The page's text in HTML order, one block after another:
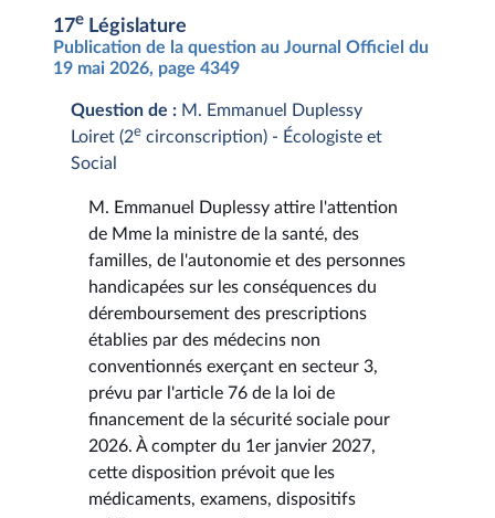
17e Législature
Publication de la question au Journal Officiel du
19 mai 2026, page 4349
Question de : M. Emmanuel Duplessy
Loiret (2e circonscription) - Écologiste et
Social
M. Emmanuel Duplessy attire l'attention
de Mme la ministre de la santé, des
familles, de l'autonomie et des personnes
handicapées sur les conséquences du
déremboursement des prescriptions
établies par des médecins non
conventionnés exerçant en secteur 3,
prévu par l'article 76 de la loi de
financement de la sécurité sociale pour
2026. À compter du 1er janvier 2027,
cette disposition prévoit que les
médicaments, examens, dispositifs